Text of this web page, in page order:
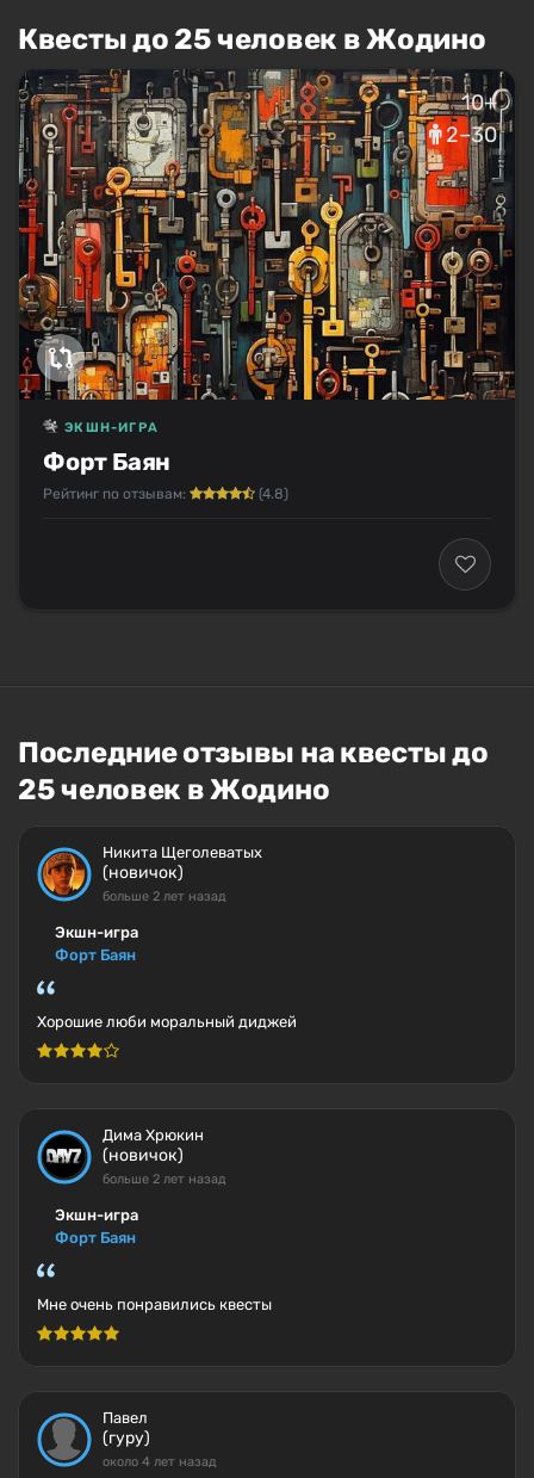
Квесты до 25 человек в Жодино
10+
2–30
Форт Баян
ЭКШН-ИГРА
Рейтинг по отзывам: (4.8)
Последние отзывы на квесты до
25 человек в Жодино
Никита Щеголеватых
(новичок)
больше 2 лет назад
Экшн-игра
Форт Баян
Хорошие люби моральный диджей
Дима Хрюкин
(новичок)
больше 2 лет назад
Экшн-игра
Форт Баян
Мне очень понравились квесты
Павел
(гуру)
около 4 лет назад